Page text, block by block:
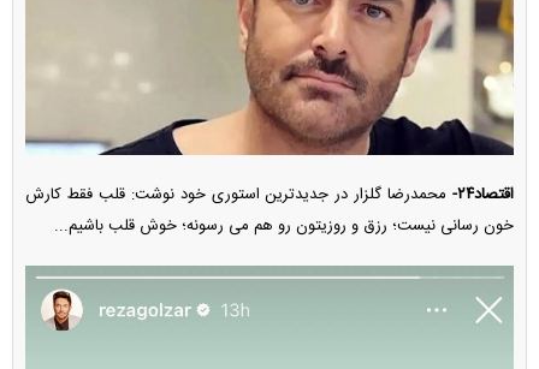
اقتصاد۲۴-
محمدرضا گلزار در جدیدترین استوری خود نوشت: قلب فقط کارش
خون رسانی نیست؛ رزق و روزیتون رو هم می رسونه؛ خوش قلب باشیم...